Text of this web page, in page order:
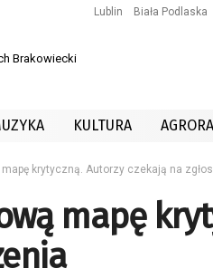
Lublin Biała Podlaska
Brakowiecki
KULTURA
krytyczną. Autorzy czekają na
mapę